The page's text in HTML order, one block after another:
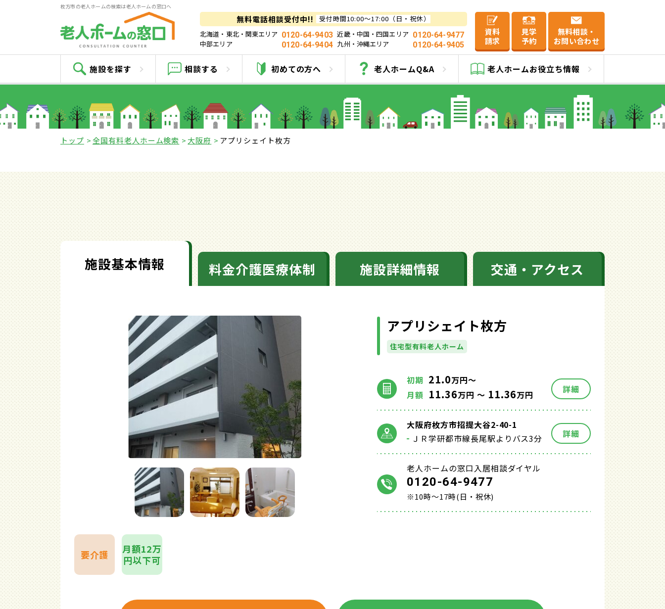
枚方市の老人ホームの検索は老人ホームの窓口へ
無料電話相談受付中!!
受付時間10:00～17:00（日・祝休）
北海道・東北・関東エリア 0120-64-9403 近畿・中国・四国エリア 0120-64-9477
中部エリア
0120-64-9404 九州・沖縄エリア 0120-64-9405
資料
請求
見学
予約
無料相談・
お問い合わせ
施設を探す 相談する 初めての方へ 老人ホームQ&A 老人ホームお役立ち情報
アプリシェイト枚方
トップ 全国有料老人ホーム検索 大阪府 アプリシェイト枚方
施設基本情報 料金介護医療体制 施設詳細情報 交通・アクセス
アプリシェイト枚方
住宅型有料老人ホーム
初期 21.0万円～
月額 11.36万円 ～ 11.36万円 詳細
大阪府枚方市招提大谷2-40-1
ＪＲ学研都市線長尾駅よりバス3分
詳細
老人ホームの窓口入居相談ダイヤル
0120-64-9477
※10時～17時(日・祝休)
要介護
月額12万
円以下可